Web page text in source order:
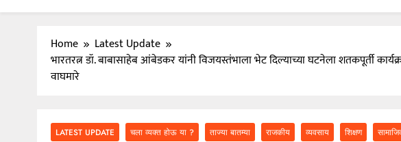
वारकरी
Home
Latest Update
भारतरत्न डॉ. बाबासाहेब आंबेडकर यांनी विजयस्तंभाला भेट दिल्याच्या घटनेला शतकपूर्ती
वाघमारे
LATEST UPDATE चला व्यक्त होऊ या ? ताज्या बातम्या राजकीय व्यवसाय शिक्षण